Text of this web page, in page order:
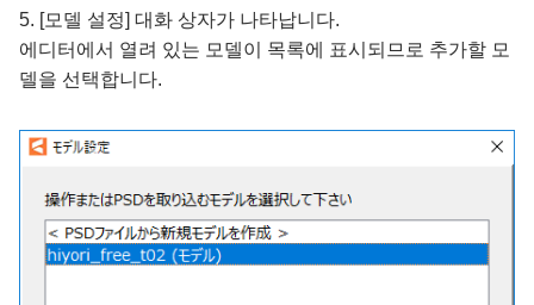
5. [모델 설정] 대화 상자가 나타납니다.
에디터에서 열려 있는 모델이 목록에 표시되므로 추가할 모
델을 선택합니다.